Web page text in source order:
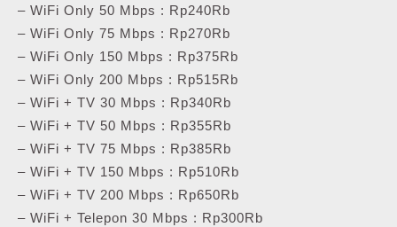
– WiFi Only 50 Mbps : Rp240Rb
– WiFi Only 75 Mbps : Rp270Rb
– WiFi Only 150 Mbps : Rp375Rb
– WiFi Only 200 Mbps : Rp515Rb
– WiFi + TV 30 Mbps : Rp340Rb
– WiFi + TV 50 Mbps : Rp355Rb
– WiFi + TV 75 Mbps : Rp385Rb
– WiFi + TV 150 Mbps : Rp510Rb
– WiFi + TV 200 Mbps : Rp650Rb
– WiFi + Telepon 30 Mbps : Rp300Rb